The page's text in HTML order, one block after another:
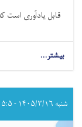
قابل یادآوری است
بیشتر...
در
گذشته
در
شنبه ۱۴۰۵/۳/۱۶ - ۱۵:۵